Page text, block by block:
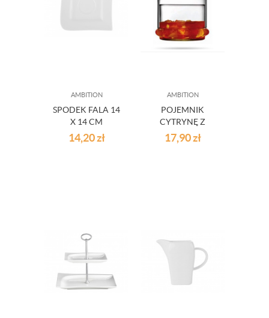
AMBITION
SPODEK FALA 14
X 14 CM
AMBITION
14,20zł
AMBITION
POJEMNIK
CYTRYNĘ Z
KLOSZEM BASIC
PASABAHCE
17,90zł